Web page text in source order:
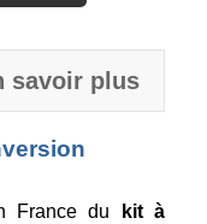
savoir plus
France du
kit à